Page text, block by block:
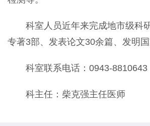
科室人员近年来完成地市级科
专著3部、发表论文30余篇、发明国
科室联系电话：0943-8810643
科主任：柴克强主任医师